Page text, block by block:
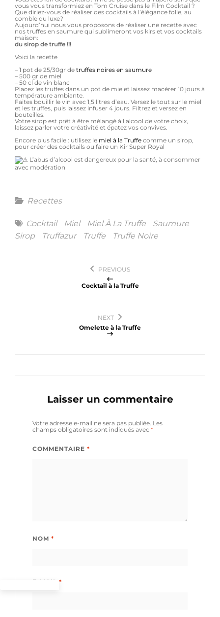
vous vous transformiez en Tom Cruise dans le Film Cocktail ?
Que diriez-vous de réaliser des cocktails à l’élégance folle, au
comble du luxe?
Aujourd’hui nous vous proposons de réaliser une recette avec
nos truffes en saumure qui sublimeront vos kirs et vos cocktails
maison:
du sirop de truffe !!!
Voici la recette
– 1 pot de 25/30gr de truffes noires en saumure
– 500 gr de miel
– 50 cl de vin blanc
Placez les truffes dans un pot de mie et laissez macérer 10 jours à
température ambiante.
Faites bouillir le vin avec 1,5 litres d’eau. Versez le tout sur le miel
et les truffes, puis laissez infuser 4 jours. Filtrez et versez en
bouteilles.
Votre sirop est prêt à être mélangé à l alcool de votre choix,
laissez parler votre créativité et épatez vos convives.
Encore plus facile : utilisez le miel à la Truffe comme un sirop,
pour créer des cocktails ou faire un Kir Super Royal
L’abus d’alcool est dangereux pour la santé, à consommer
avec modération
Categories
Recettes
Tags
Cocktail Miel Miel À La Truffe
Saumure
Sirop
Truffazur Truffe Truffe Noire
PREVIOUS
Cocktail à la Truffe
NEXT
Omelette à la Truffe
Laisser un commentaire
Votre adresse e-mail ne sera pas publiée. Les
champs obligatoires sont indiqués avec *
COMMENTAIRE *
NOM *
E-MAIL *